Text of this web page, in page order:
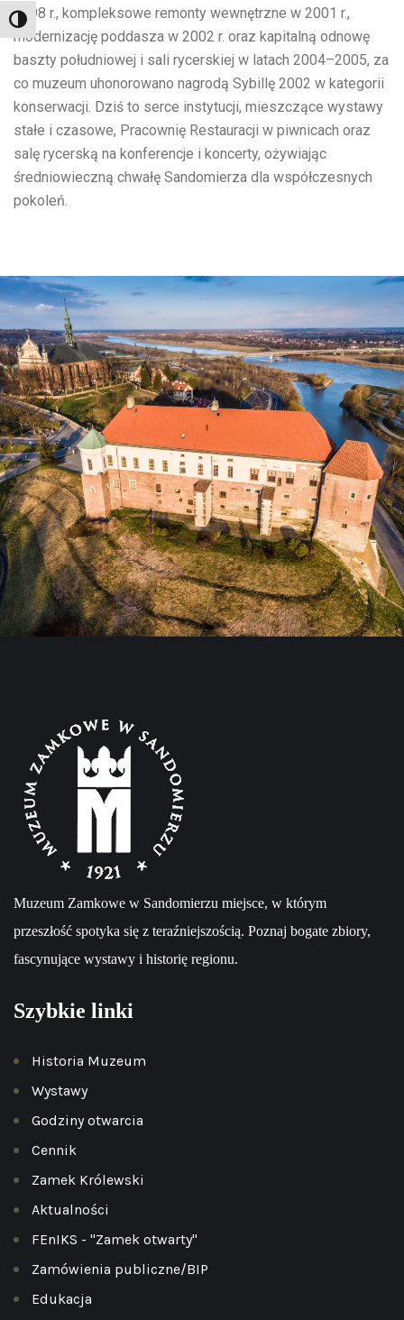
Toggle High Contrast
1998 r., kompleksowe remonty wewnętrzne w 2001 r.,
modernizację poddasza w 2002 r. oraz kapitalną odnowę
baszty południowej i sali rycerskiej w latach 2004–2005, za
co muzeum uhonorowano nagrodą Sybillę 2002 w kategorii
konserwacji. Dziś to serce instytucji, mieszczące wystawy
stałe i czasowe, Pracownię Restauracji w piwnicach oraz
salę rycerską na konferencje i koncerty, ożywiając
średniowieczną chwałę Sandomierza dla współczesnych
pokoleń.
Muzeum Zamkowe w Sandomierzu miejsce, w którym
przeszłość spotyka się z teraźniejszością. Poznaj bogate zbiory,
fascynujące wystawy i historię regionu.
Szybkie linki
Historia Muzeum
Wystawy
Godziny otwarcia
Cennik
Zamek Królewski
Aktualności
FEnIKS - "Zamek otwarty"
Zamówienia publiczne/BIP
Edukacja